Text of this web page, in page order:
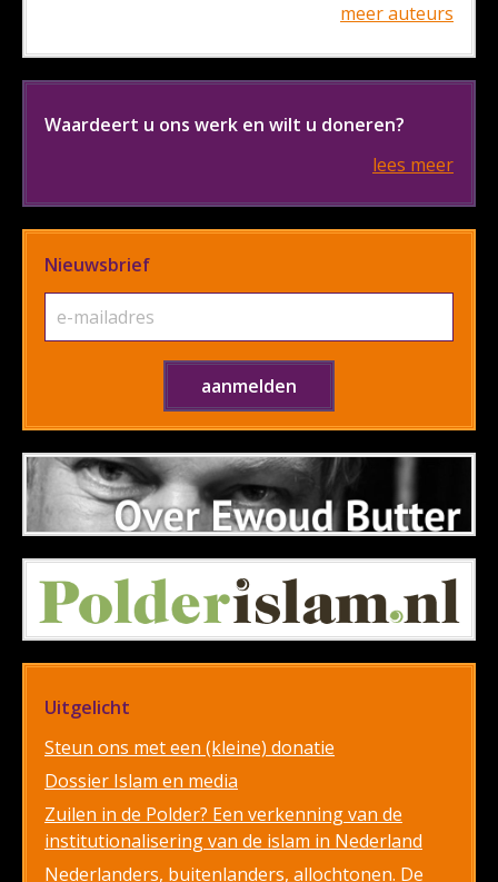
meer auteurs
Waardeert u ons werk en wilt u doneren?
lees meer
Nieuwsbrief
Uitgelicht
Steun ons met een (kleine) donatie
Dossier Islam en media
Zuilen in de Polder? Een verkenning van de
institutionalisering van de islam in Nederland
Nederlanders, buitenlanders, allochtonen. De